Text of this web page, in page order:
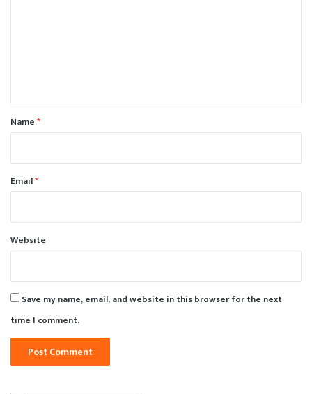
*Name*
Email*
Website
Save my name, email, and website in this browser for the next
time I comment.